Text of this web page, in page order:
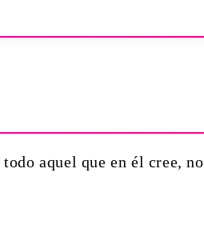
aquel que en él cree, no